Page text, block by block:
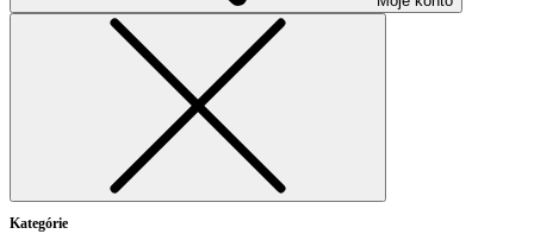
Kategórie